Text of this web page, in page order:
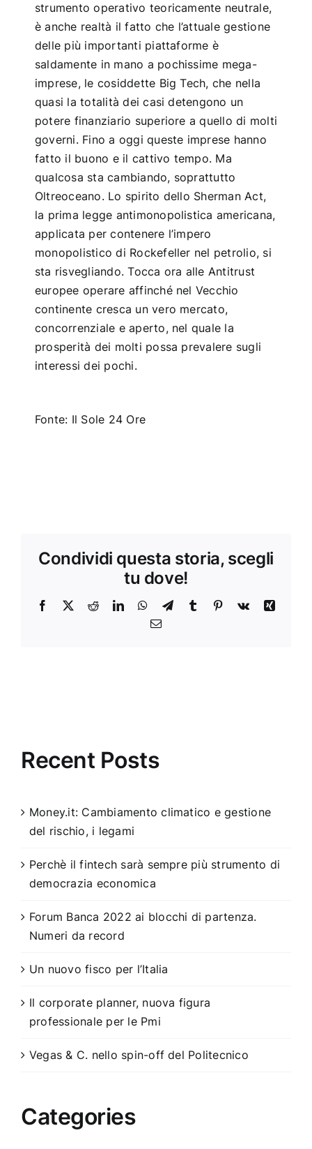
strumento operativo teoricamente neutrale,
è anche realtà il fatto che l’attuale gestione
delle più importanti piattaforme è
saldamente in mano a pochissime mega-
imprese, le cosiddette Big Tech, che nella
quasi la totalità dei casi detengono un
potere finanziario superiore a quello di molti
governi. Fino a oggi queste imprese hanno
fatto il buono e il cattivo tempo. Ma
qualcosa sta cambiando, soprattutto
Oltreoceano. Lo spirito dello Sherman Act,
la prima legge antimonopolistica americana,
applicata per contenere l’impero
monopolistico di Rockefeller nel petrolio, si
sta risvegliando. Tocca ora alle Antitrust
europee operare affinché nel Vecchio
continente cresca un vero mercato,
concorrenziale e aperto, nel quale la
prosperità dei molti possa prevalere sugli
interessi dei pochi.
Fonte: Il Sole 24 Ore
Condividi questa storia, scegli
tu dove!
Facebook
X RedditLinkedInWhatsApp
TelegramTumblr Pinterest
Vk
Xing
Email
Recent Posts
Money.it: Cambiamento climatico e gestione
del rischio, i legami
Perchè il fintech sarà sempre più strumento di
democrazia economica
Forum Banca 2022 ai blocchi di partenza.
Numeri da record
Un nuovo fisco per l’Italia
Il corporate planner, nuova figura
professionale per le Pmi
Vegas & C. nello spin-off del Politecnico
Categories